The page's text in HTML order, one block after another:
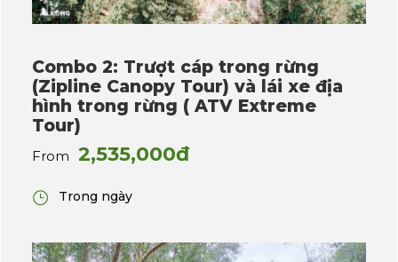
Combo 2: Trượt cáp trong rừng
(Zipline Canopy Tour) và lái xe địa
hình trong rừng ( ATV Extreme
Tour)
From 2,535,000đ
Trong ngày